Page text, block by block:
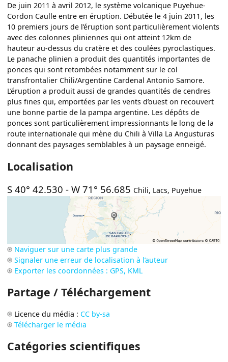
De juin 2011 à avril 2012, le système volcanique Puyehue-
Cordon Caulle entre en éruption. Débutée le 4 juin 2011, les
10 premiers jours de l’éruption sont particulièrement violents
avec des colonnes pliniennes qui ont atteint 12km de
hauteur au-dessus du cratère et des coulées pyroclastiques.
Le panache plinien a produit des quantités importantes de
ponces qui sont retombées notamment sur le col
transfrontalier Chili/Argentine Cardenal Antonio Samore.
L’éruption a produit aussi de grandes quantités de cendres
plus fines qui, emportées par les vents d’ouest on recouvert
une bonne partie de la pampa argentine. Les dépôts de
ponces sont particulièrement impressionnants le long de la
route internationale qui mène du Chili à Villa La Angusturas
donnant des paysages semblables à un paysage enneigé.
Localisation
S 40° 42.530 -W 71° 56.685 Chili, Lacs, Puyehue
Naviguer sur une carte plus grande
Signaler une erreur de localisation à l’auteur
Exporter les coordonnées : GPS, KML
Partage / Téléchargement
Licence du média : CC by-sa
Télécharger le média
Catégories scientifiques